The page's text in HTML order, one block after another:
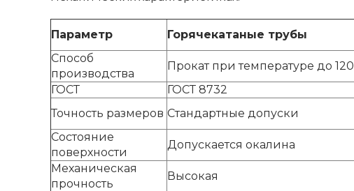
Параметр Горячекатаные трубы
Способ
производства
Прокат при температуре до
ГОСТ
ГОСТ 8732
Точность размеров Стандартные допуски
Состояние
поверхности
Допускается окалина
Механическая
прочность
Высокая